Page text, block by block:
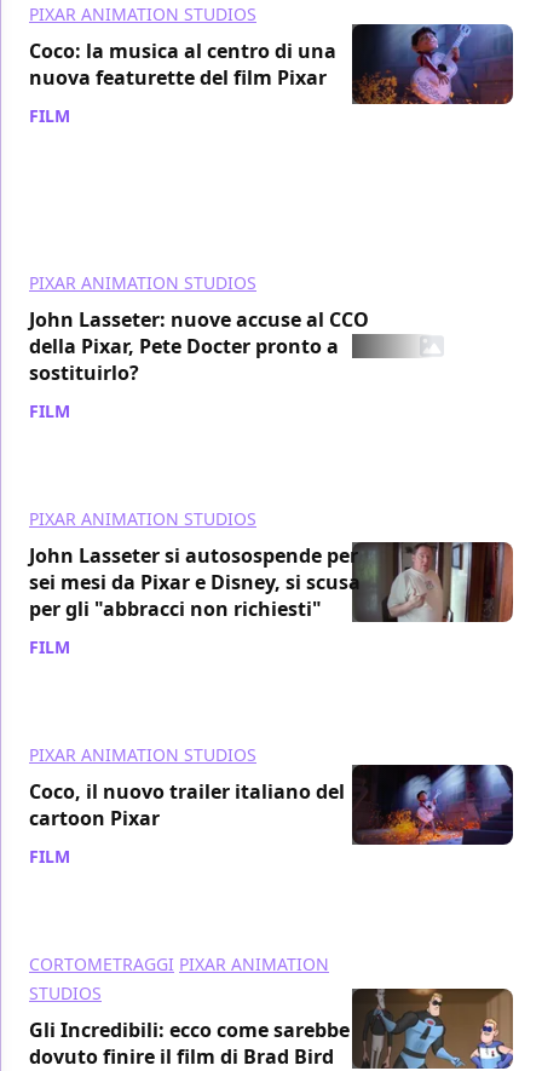
PIXAR ANIMATION STUDIOS
Coco: la musica al centro di una
nuova featurette del film Pixar
FILM
PIXAR ANIMATION STUDIOS
John Lasseter: nuove accuse al CCO
della Pixar, Pete Docter pronto a
sostituirlo?
FILM
PIXAR ANIMATION STUDIOS
John Lasseter si autosospende per
sei mesi da Pixar e Disney, si scusa
per gli "abbracci non richiesti"
FILM
PIXAR ANIMATION STUDIOS
Coco, il nuovo trailer italiano del
cartoon Pixar
FILM
CORTOMETRAGGI PIXAR ANIMATION
STUDIOS
Gli Incredibili: ecco come sarebbe
dovuto finire il film di Brad Bird